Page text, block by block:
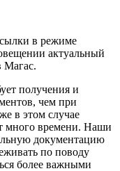
в режиме
актуальный
Магас.
получения и
чем при
в этом случае
много времени. Наши
документацию
по поводу
более важными